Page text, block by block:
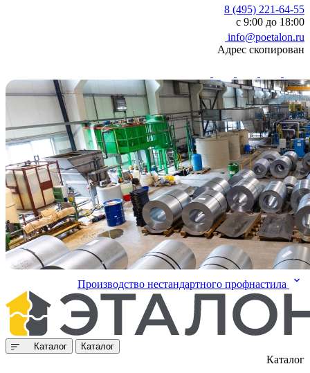
8 (495) 221-64-55
с 9:00 до 18:00
info@poetalon.ru
Адрес скопирован
Производство нестандартного профнастила
Каталог Каталог
Каталог